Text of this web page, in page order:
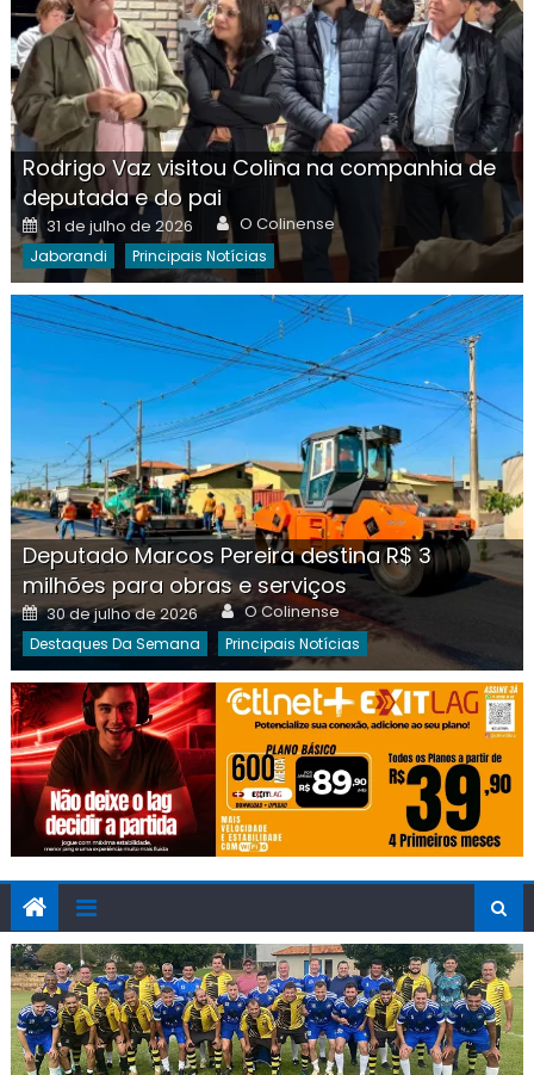
Rodrigo Vaz visitou Colina na companhia de
deputada e do pai
Posted
on
31 de julho de 2026 Author
O Colinense
Jaborandi Principais Notícias
Deputado Marcos Pereira destina R$ 3
milhões para obras e serviços
Posted
on
30 de julho de 2026 Author
O Colinense
Destaques Da Semana Principais Notícias